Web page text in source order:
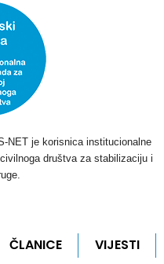
NET je korisnica institucionalne
društva za stabilizaciju i
ČLANICE VIJESTI